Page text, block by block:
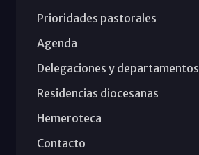
Prioridades pastorales
Agenda
Delegaciones y departamentos
Residencias diocesanas
Hemeroteca
Contacto